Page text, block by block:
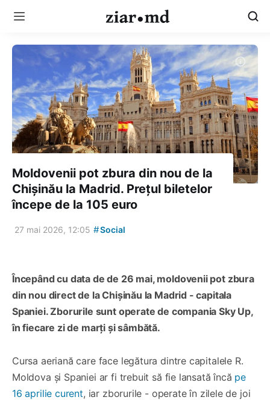
Moldovenii pot zbura din nou de la
Chișinău la Madrid. Prețul biletelor
începe de la 105 euro
27 mai 2026, 12:05 #Social
Începând cu data de de 26 mai, moldovenii pot zbura
din nou direct de la Chișinău la Madrid - capitala
Spaniei. Zborurile sunt operate de compania Sky Up,
în fiecare zi de marți și sâmbătă.
Cursa aeriană care face legătura dintre capitalele R.
Moldova și Spaniei ar fi trebuit să fie lansată încă pe
16 aprilie curent, iar zborurile - operate în zilele de joi